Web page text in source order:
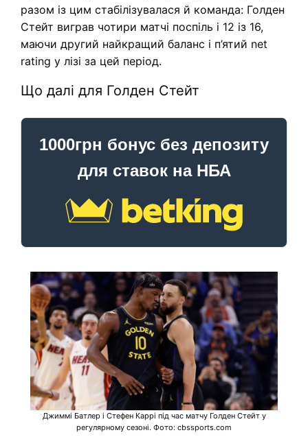
разом із цим стабілізувалася й команда: Голден
Стейт виграв чотири матчі поспіль і 12 із 16,
маючи другий найкращий баланс і п’ятий net
rating у лізі за цей період.
Що далі для Голден Стейт
1000грн бонус без депозиту
для ставок на НБА
Джиммі Батлер і Стефен Каррі під час матчу Голден Стейт у
регулярному сезоні. Фото: cbssports.com